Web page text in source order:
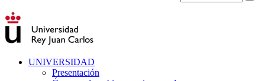
UNIVERSIDAD
Presentación